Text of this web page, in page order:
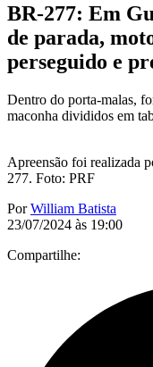
BR-277: Em
de parada,
perseguido e
Dentro do porta-malas,
maconha divididos em
Apreensão foi realizada
277. Foto: PRF
PorWilliam Batista
23/07/2024 às 19:00
Compartilhe: